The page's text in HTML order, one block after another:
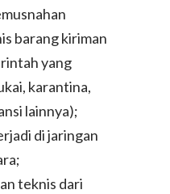
barang kiriman
yang
karantina,
lainnya);
di jaringan
teknis dari